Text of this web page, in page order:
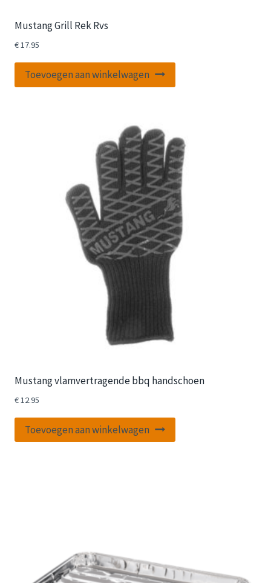
Mustang Grill Rek Rvs
€17.95
Toevoegen aan winkelwagen
Mustang vlamvertragende bbq handschoen
€12.95
Toevoegen aan winkelwagen